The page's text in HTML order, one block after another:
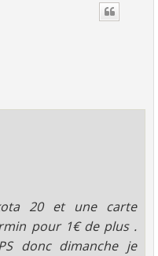
20 et une carte
pour 1€ de plus .
donc dimanche je